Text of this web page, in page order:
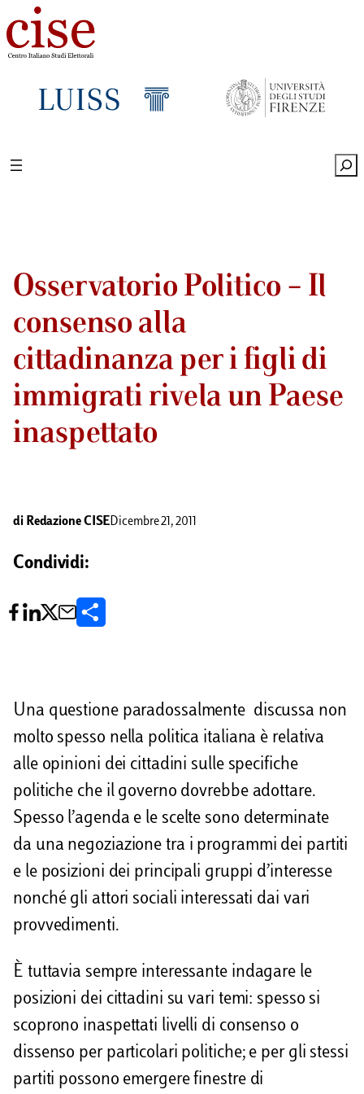
Osservatorio Politico – Il
consenso alla
cittadinanza per i figli di
immigrati rivela un Paese
inaspettato
di Redazione CISEDicembre 21, 2011
Condividi:
v
i
d
i
Una questione paradossalmente discussa non
molto spesso nella politica italiana è relativa
alle opinioni dei cittadini sulle specifiche
politiche che il governo dovrebbe adottare.
Spesso l’agenda e le scelte sono determinate
da una negoziazione tra i programmi dei partiti
e le posizioni dei principali gruppi d’interesse
nonché gli attori sociali interessati dai vari
provvedimenti.
È tuttavia sempre interessante indagare le
posizioni dei cittadini su vari temi: spesso si
scoprono inaspettati livelli di consenso o
dissenso per particolari politiche; e per gli stessi
partiti possono emergere finestre di